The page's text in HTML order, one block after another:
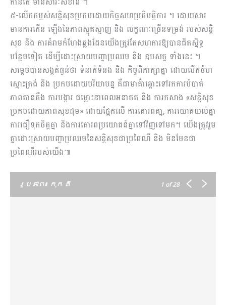
៥-លើកកម្ពស់សន្តិសុខប្រកបដោយកិច្ចសហប្រតិបត្តិការ ។ ដោយសារ
មានការកើន ឡើងនៃភាពស្មុគស្មាញ និង លក្ខណៈច្រើនទម្រង់ របស់សន្តិ
សុខ និង ការគំរាមកំហែងឆ្លងដែនយើងត្រូវតែសហការឱ្យបានជិតស្និទ្ធ
បន្ថែមទៀត ដើម្បីដោះស្រាយបញ្ហាប្រឈម និង ឧបសគ្គ ទាំងនេះ ។
សម្តេចបានសង្កត់ធ្ងន់ថា ទំនាក់ទំនង និង កិច្ចពិភាក្សាគ្នា ដោយបើកចំហ
ស្មោះត្រង់ និង ប្រកបដោយបរិយាបន្ន គឺជាមាគ៌ាឆ្ពោះទៅរកការបំបាត់
ភាពតានតឹង ការបង្ការ ជម្លោះនាពេលអនាគត និង ការកសាង «សន្តិសុខ
ប្រកបដោយភាពសុខដុម» ដោយផ្អែកលើ ការគោរពគា្ន, ការយោគយល់គ្នា
ការជឿទុកចិត្តគ្នា និងការគោរពប្រយោជន៍គ្នាទៅវិញទៅមក។ យើងត្រូវរួម
គ្នាដោះស្រាយបញ្ហាប្រឈមនៃសន្តិសុខជាប្រពៃណី និង មិនមែនជា
ប្រពៃណីរបស់យើង៕
រូបភាព៖ កុក គី 1 of 28